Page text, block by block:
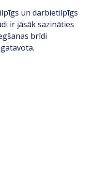
un darbietilpīgs
ir jāsāk sazināties
brīdi